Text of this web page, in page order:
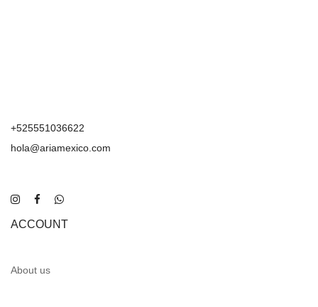
+525551036622
hola@ariamexico.com
ACCOUNT
About us